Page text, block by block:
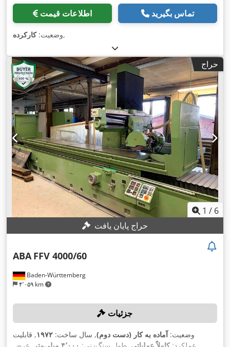
اطلاعات قیمت تماس بگیرید
وضعیت:کارکرده ,
حراج
1 / 6
حراج پایان یافت
Baden-Württemberg
۴٬۰۵۹ km
ABA FFV 4000/60
جزئیات
وضعیت:آماده به کار (دست دوم), سال ساخت: ۱۹۷۲, قابلیت